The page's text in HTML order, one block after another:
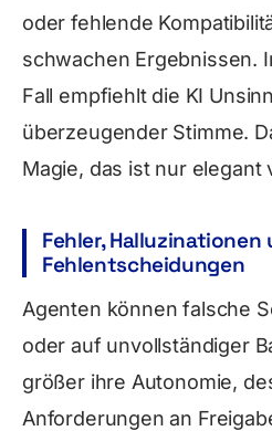
oder fehlende
schwachen Ergebnissen.
Fall empfiehlt die KI
überzeugender Stimme.
Magie, das ist nur elegant
Fehler, Halluzinationen
Fehlentscheidungen
Agenten können falsche
oder auf unvollständiger
größer ihre Autonomie,
Anforderungen an